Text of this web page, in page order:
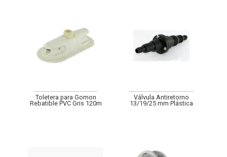
Toletera para Gomon
Rebatible PVC Gris 120m
Válvula Antiretorno
13/19/25 mm Plástica